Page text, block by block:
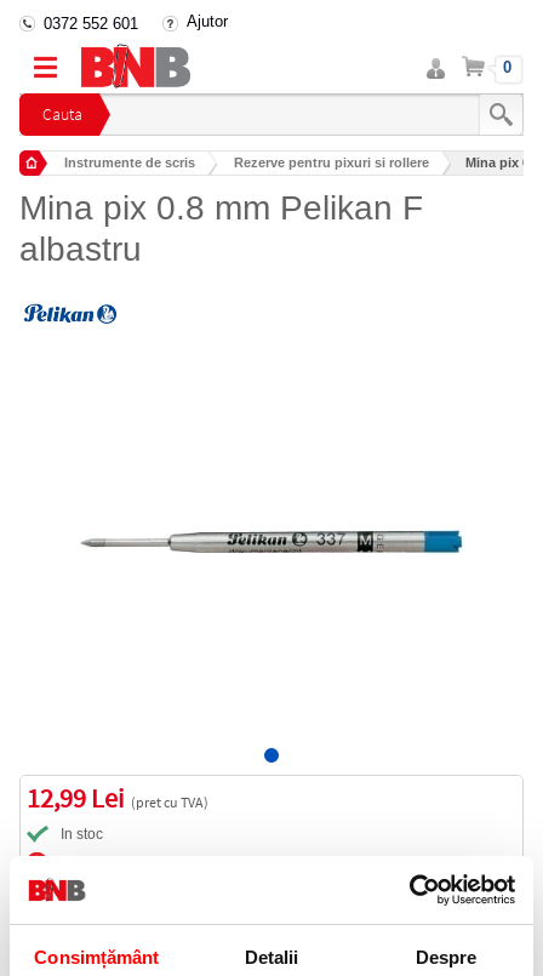
Consimțământ Detalii Despre
Cauta
0372 552 601 Ajutor
Intra
in
cont
Cos 0
Instrumente de scris Rezerve pentru pixuri si rollere Mina pix
Mina pix 0.8 mm Pelikan F
albastru
12,99 Lei (pret cu TVA)
In stoc
Bucati: